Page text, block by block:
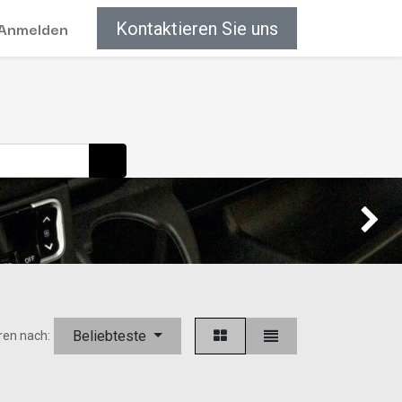
Kontaktieren Sie uns
Weiter
nach: Beliebteste